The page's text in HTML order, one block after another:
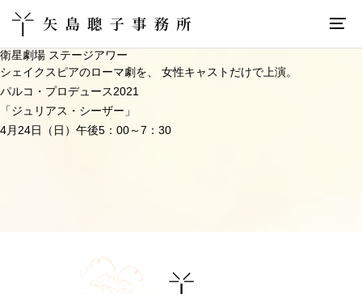
衛星劇場 ステージアワー
シェイクスピアのローマ劇を、 女性キャストだけで上演。
パルコ・プロデュース2021
「ジュリアス・シーザー」
4月 24日（日）午後5 ： 00～7 ： 30